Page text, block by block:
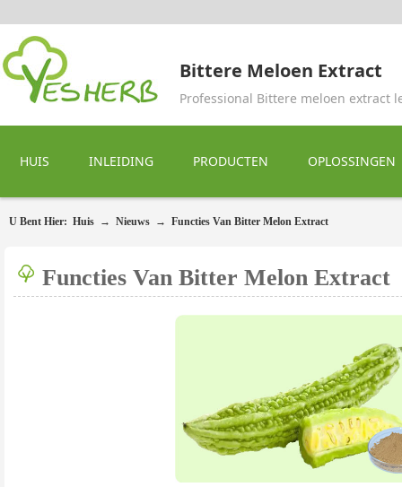
Bittere Meloen Extract
Professional Bittere meloen extract
HUIS INLEIDING PRODUCTEN OPLOSSINGEN
U Bent Hier: Huis → Nieuws → Functies Van Bitter Melon Extract
Functies Van Bitter Melon Extract